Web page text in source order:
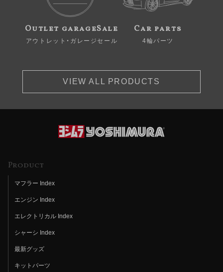
Outlet garageSale
アウトレット・ガレージセール
Car parts
4輪パーツ
VIEW ALL PRODUCTS
Product
マフラー Index
エンジン Index
エレクトリカル Index
シャーシ Index
最新グッズ
キットパーツ